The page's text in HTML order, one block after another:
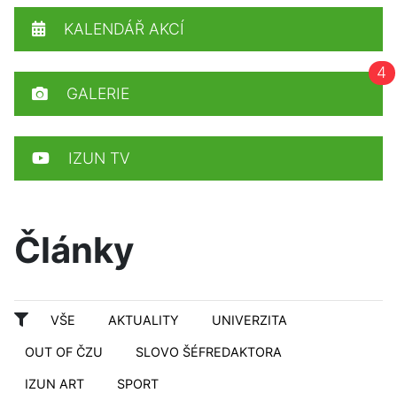
Články
VŠE AKTUALITY UNIVERZITA
OUT OF ČZU SLOVO ŠÉFREDAKTORA
IZUN ART SPORT
KALENDÁŘ AKCÍ
GALERIE
4
IZUN TV